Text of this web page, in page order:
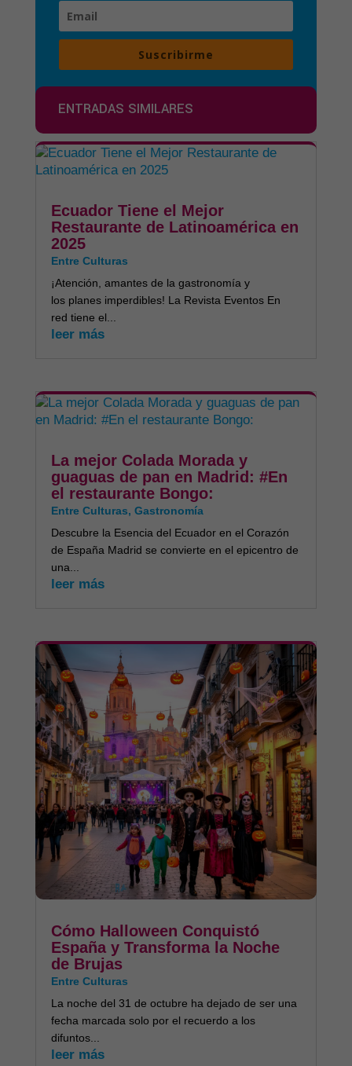
Suscribirme
ENTRADAS SIMILARES
Ecuador Tiene el Mejor
Restaurante de Latinoamérica en
2025
Entre Culturas
¡Atención, amantes de la gastronomía y
los planes imperdibles! La Revista Eventos En
red tiene el...
leer más
La mejor Colada Morada y
guaguas de pan en Madrid: #En
el restaurante Bongo:
Entre Culturas, Gastronomía
Descubre la Esencia del Ecuador en el Corazón
de España Madrid se convierte en el epicentro de
una...
leer más
Cómo Halloween Conquistó
España y Transforma la Noche
de Brujas
Entre Culturas
La noche del 31 de octubre ha dejado de ser una
fecha marcada solo por el recuerdo a los
difuntos...
leer más